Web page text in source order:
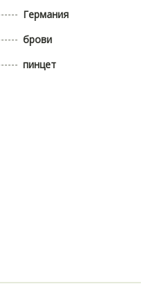
Германия
брови
пинцет